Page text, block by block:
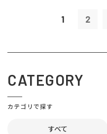
1 2
CATEGORY
カテゴリで探す
すべて